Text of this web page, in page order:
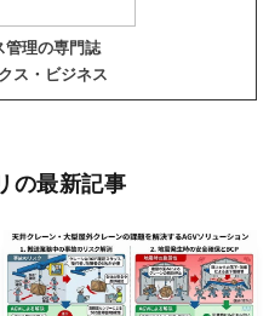
管理の専門誌
ス・ビジネス
の最新記事